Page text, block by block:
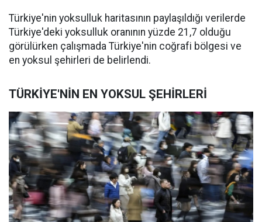
Türkiye'nin yoksulluk haritasının paylaşıldığı verilerde
Türkiye'deki yoksulluk oranının yüzde 21,7 olduğu
görülürken çalışmada Türkiye'nin coğrafi bölgesi ve
en yoksul şehirleri de belirlendi.
TÜRKİYE'NİN EN YOKSUL ŞEHİRLERİ